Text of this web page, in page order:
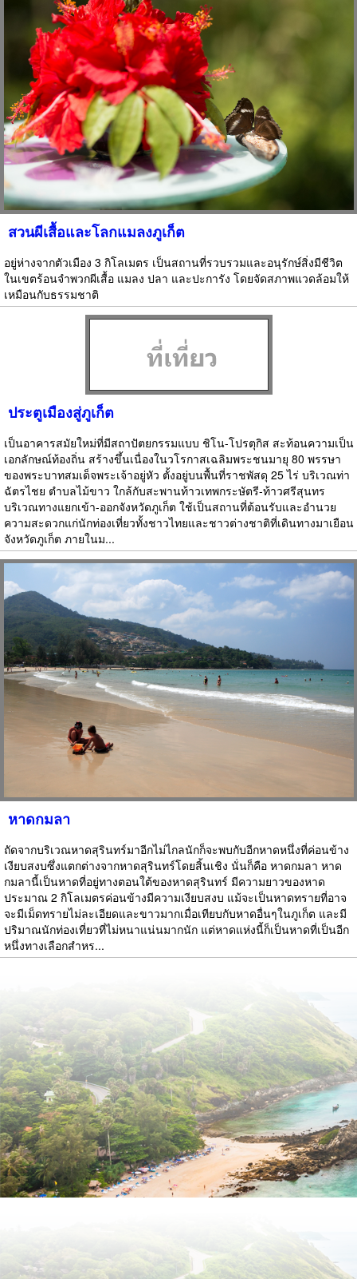
สวนผีเสื้อและโลกแมลงภูเก็ต
อยู่ห่างจากตัวเมือง 3 กิโลเมตร เป็นสถานที่รวบรวมและอนุรักษ์สิ่งมีชีวิต
ในเขตร้อนจำพวกผีเสื้อ แมลง ปลา และปะการัง โดยจัดสภาพแวดล้อมให้
เหมือนกับธรรมชาติ
ประตูเมืองสู่ภูเก็ต
เป็นอาคารสมัยใหม่ที่มีสถาปัตยกรรมแบบ ชิโน-โปรตุกิส สะท้อนความเป็น
เอกลักษณ์ท้องถิ่น สร้างขึ้นเนื่องในวโรกาสเฉลิมพระชนมายุ 80 พรรษา
ของพระบาทสมเด็จพระเจ้าอยู่หัว ตั้งอยู่บนพื้นที่ราชพัสดุ 25 ไร่ บริเวณท่า
ฉัตรไชย ตำบลไม้ขาว ใกล้กับสะพานท้าวเทพกระษัตรี-ท้าวศรีสุนทร
บริเวณทางแยกเข้า-ออกจังหวัดภูเก็ต ใช้เป็นสถานที่ต้อนรับและอำนวย
ความสะดวกแก่นักท่องเที่ยวทั้งชาวไทยและชาวต่างชาติที่เดินทางมาเยือน
จังหวัดภูเก็ต ภายในม...
หาดกมลา
ถัดจากบริเวณหาดสุรินทร์มาอีกไม่ไกลนักก็จะพบกับอีกหาดหนึ่งที่ค่อนข้าง
เงียบสงบซึ่งแตกต่างจากหาดสุรินทร์โดยสิ้นเชิง นั่นก็คือ หาดกมลา หาด
กมลานี้เป็นหาดที่อยู่ทางตอนใต้ของหาดสุรินทร์ มีความยาวของหาด
ประมาณ 2 กิโลเมตรค่อนข้างมีความเงียบสงบ แม้จะเป็นหาดทรายที่อาจ
จะมีเม็ดทรายไม่ละเอียดและขาวมากเมื่อเทียบกับหาดอื่นๆในภูเก็ต และมี
ปริมาณนักท่องเที่ยวที่ไม่หนาแน่นมากนัก แต่หาดแห่งนี้ก็เป็นหาดที่เป็นอีก
หนึ่งทางเลือกสำหร...